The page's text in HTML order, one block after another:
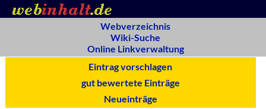
Webverzeichnis
Wiki-Suche
Online Linkverwaltung
Eintrag vorschlagen
gut bewertete Einträge
Neueinträge